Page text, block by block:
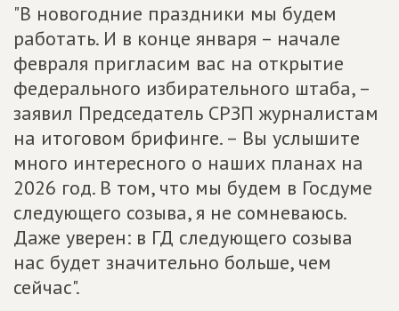
"В новогодние праздники мы будем
работать. И в конце января – начале
февраля пригласим вас на открытие
федерального избирательного штаба, –
заявил Председатель СРЗП журналистам
на итоговом брифинге. – Вы услышите
много интересного о наших планах на
2026 год. В том, что мы будем в Госдуме
следующего созыва, я не сомневаюсь.
Даже уверен: в ГД следующего созыва
нас будет значительно больше, чем
сейчас".